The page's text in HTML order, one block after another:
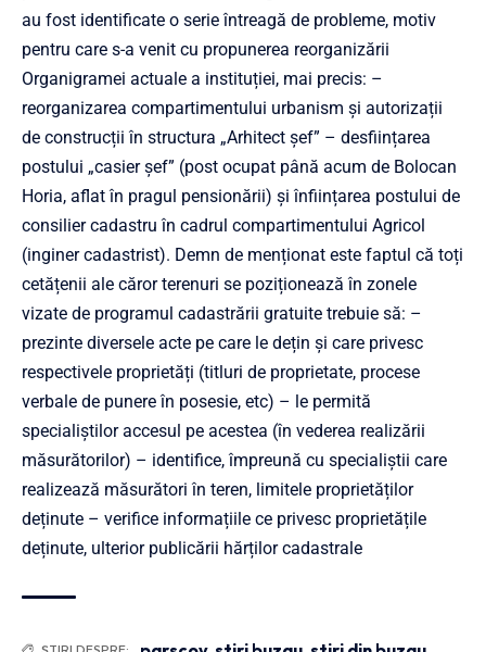
au fost identificate o serie întreagă de probleme, motiv
pentru care s-a venit cu propunerea reorganizării
Organigramei actuale a instituției, mai precis: –
reorganizarea compartimentului urbanism și autorizații
de construcții în structura „Arhitect șef” – desființarea
postului „casier șef” (post ocupat până acum de Bolocan
Horia, aflat în pragul pensionării) și înființarea postului de
consilier cadastru în cadrul compartimentului Agricol
(inginer cadastrist). Demn de menționat este faptul că toți
cetățenii ale căror terenuri se poziționează în zonele
vizate de programul cadastrării gratuite trebuie să: –
prezinte diversele acte pe care le dețin și care privesc
respectivele proprietăți (titluri de proprietate, procese
verbale de punere în posesie, etc) – le permită
specialiștilor accesul pe acestea (în vederea realizării
măsurătorilor) – identifice, împreună cu specialiștii care
realizează măsurători în teren, limitele proprietăților
deținute – verifice informațiile ce privesc proprietățile
deținute, ulterior publicării hărților cadastrale